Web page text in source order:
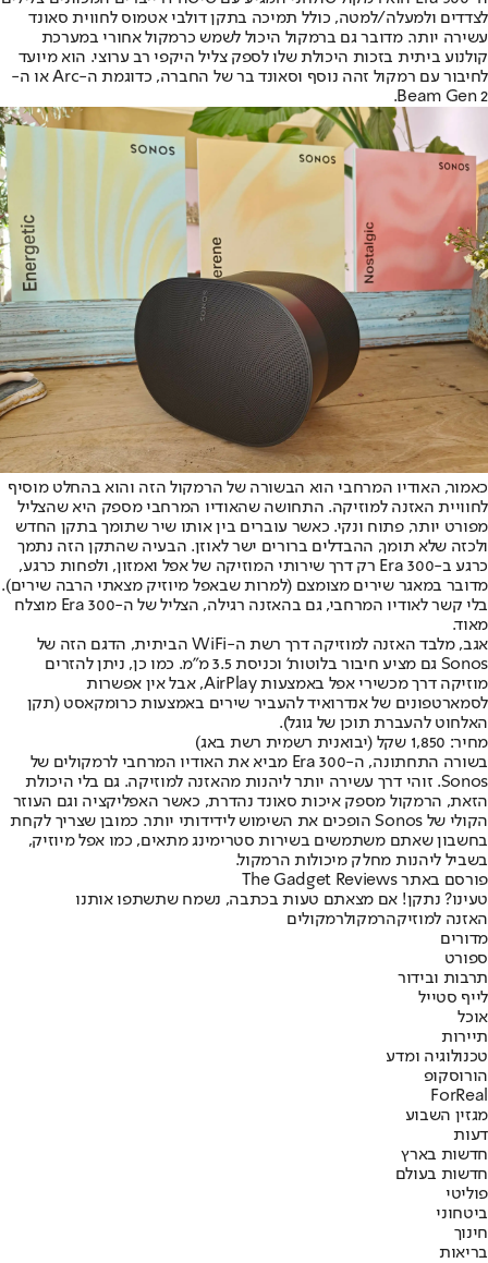
לצדדים ולמעלה/למטה, כולל תמיכה בתקן דולבי אטמוס לחווית סאונד
עשירה יותר. מדובר גם ברמקול היכול לשמש כרמקול אחורי במערכת
קולנוע ביתית בזכות היכולת שלו לספק צליל היקפי רב ערוצי. הוא מיועד
לחיבור עם רמקול זהה נוסף וסאונד בר של החברה, כדוגמת ה-Arc או ה-
Beam Gen 2.
כאמור, האודיו המרחבי הוא הבשורה של הרמקול הזה והוא בהחלט מוסיף
לחוויית האזנה למוזיקה. התחושה שהאודיו המרחבי מספק היא שהצליל
מפורט יותר, פתוח ונקי. כאשר עוברים בין אותו שיר שתומך בתקן החדש
ולכזה שלא תומך, ההבדלים ברורים ישר לאוזן. הבעיה שהתקן הזה נתמך
כרגע ב-Era 300 רק דרך שירותי המוזיקה של אפל ואמזון, ולפחות כרגע,
מדובר במאגר שירים מצומצם (למרות שבאפל מיוזיק מצאתי הרבה שירים).
בלי קשר לאודיו המרחבי, גם בהאזנה רגילה, הצליל של ה-Era 300 מוצלח
מאוד.
אגב, מלבד האזנה למוזיקה דרך רשת ה-WiFi הביתית, הדגם הזה של
Sonos גם מציע חיבור בלוטות' וכניסת 3.5 מ"מ. כמו כן, ניתן להזרים
מוזיקה דרך מכשירי אפל באמצעות AirPlay, אבל אין אפשרות
לסמארטפונים של אנדרואיד להעביר שירים באמצעות כרומקאסט (תקן
האלחוט להעברת תוכן של גוגל).
מחיר: 1,850 שקל (יבואנית רשמית רשת באג)
בשורה התחתונה, ה-Era 300 מביא את האודיו המרחבי לרמקולים של
Sonos. זוהי דרך עשירה יותר ליהנות מהאזנה למוזיקה. גם בלי היכולת
הזאת, הרמקול מספק איכות סאונד נהדרת, כאשר האפליקציה וגם העוזר
הקולי של Sonos הופכים את השימוש לידידותי יותר. כמובן שצריך לקחת
בחשבון שאתם משתמשים בשירות סטרימינג מתאים, כמו אפל מיוזיק,
בשביל ליהנות מחלק מיכולות הרמקול.
פורסם באתר The Gadget Reviews
טעינו? נתקן! אם מצאתם טעות בכתבה, נשמח שתשתפו אותנו
האזנה למוזיקהרמקולרמקולים
מדורים
ספורט
תרבות ובידור
לייף סטייל
אוכל
תיירות
טכנולוגיה ומדע
הורוסקופ
ForReal
מגזין השבוע
דעות
חדשות בארץ
חדשות בעולם
פוליטי
ביטחוני
חינוך
בריאות